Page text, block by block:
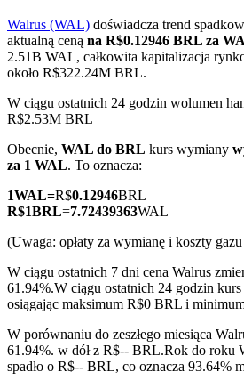
Kontrakty terminowe COIN-M
Kontrakty terminowe na
TradFi
Instrumenty pochodne na akcje,
towary
Kontrakty terminowe na USDC
Walrus (WAL) doświadcza trend
aktualną ceną na R$0.12946 BRL za
2.51B WAL, całkowita kapitalizacja
około R$322.24M BRL.
W ciągu ostatnich 24 godzin wolumen
R$2.53M BRL
Obecnie, WAL do BRL kurs wymiany
za 1 WAL. To oznacza:
1WAL=R$0.12946BRL
R$1BRL=7.72439363WAL
(Uwaga: opłaty za wymianę i koszty
W ciągu ostatnich 7 dni cena Walrus
61.94%.W ciągu ostatnich 24 godzin kurs
osiągając maksimum R$0 BRL i
W porównaniu do zeszłego miesiąca
61.94%. w dół z R$-- BRL.Rok do roku
spadło o R$-- BRL, co oznacza 93.64%